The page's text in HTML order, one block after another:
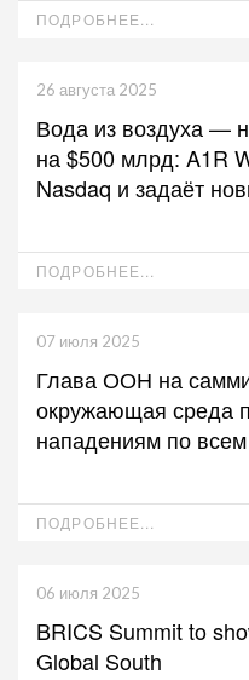
ПОДРОБНЕЕ...
26 августа 2025
Вода из воздуха —
на $500 млрд: A1R
Nasdaq и задаёт
ПОДРОБНЕЕ...
07 июля 2025
Глава ООН на
окружающая среда
нападениям по
ПОДРОБНЕЕ...
06 июля 2025
BRICS Summit to
Global South